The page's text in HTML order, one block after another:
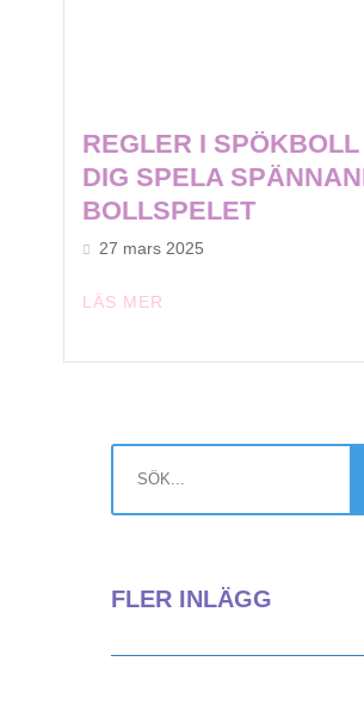
REGLER I
DIG SPELA
BOLLSPELET
27 mars 2025
LÄS MER
FLER INLÄGG